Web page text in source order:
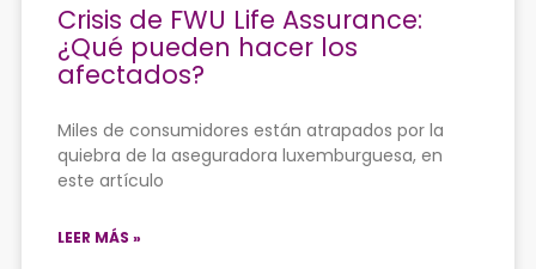
Crisis de FWU Life Assurance:
¿Qué pueden hacer los
afectados?
Miles de consumidores están atrapados por la
quiebra de la aseguradora luxemburguesa, en
este artículo
LEER MÁS »